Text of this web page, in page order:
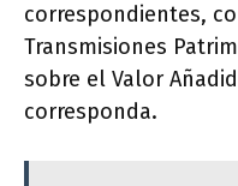
correspondientes,
Transmisiones
sobre el Valor
corresponda.